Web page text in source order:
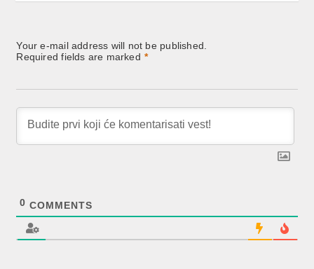
Your e-mail address will not be published.
Required fields are marked *
0 COMMENTS